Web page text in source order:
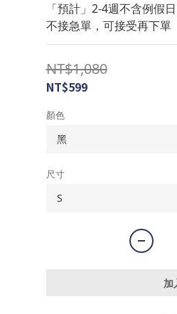
「預計」2-4週不含例假
不接急單，可接受再下單
NT$1,080
NT$599
顏色
尺寸
加